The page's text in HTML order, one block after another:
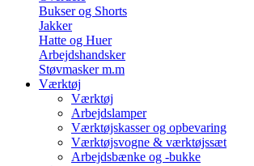
Bukser og Shorts
Jakker
Hatte og Huer
Arbejdshandsker
Støvmasker m.m
Værktøj
Værktøj
Arbejdslamper
Værktøjskasser og opbevaring
Værktøjsvogne & værktøjssæt
Arbejdsbænke og -bukke